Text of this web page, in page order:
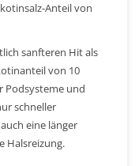
Anteil von
sanfteren Hit als
von 10
Podsysteme und
schneller
eine länger
Halsreizung.